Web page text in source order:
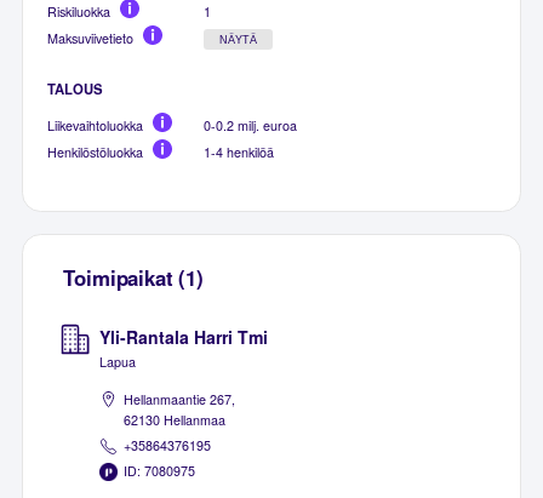
Riskiluokka
1
Maksuviivetieto
NÄYTÄ
TALOUS
Liikevaihtoluokka
0-0.2 milj. euroa
Henkilöstöluokka
1-4 henkilöä
Toimipaikat (1)
Yli-Rantala Harri Tmi
Lapua
Hellanmaantie 267,
62130 Hellanmaa
+35864376195
ID: 7080975